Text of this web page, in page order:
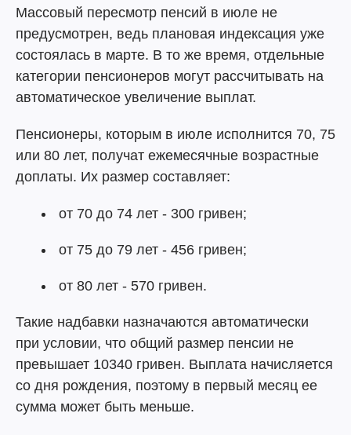
Массовый пересмотр пенсий в июле не
предусмотрен, ведь плановая индексация уже
состоялась в марте. В то же время, отдельные
категории пенсионеров могут рассчитывать на
автоматическое увеличение выплат.
Пенсионеры, которым в июле исполнится 70, 75
или 80 лет, получат ежемесячные возрастные
доплаты. Их размер составляет:
от 70 до 74 лет - 300 гривен;
от 75 до 79 лет - 456 гривен;
от 80 лет - 570 гривен.
Такие надбавки назначаются автоматически
при условии, что общий размер пенсии не
превышает 10340 гривен. Выплата начисляется
со дня рождения, поэтому в первый месяц ее
сумма может быть меньше.